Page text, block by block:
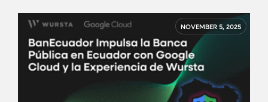
NOVEMBER 5, 2025